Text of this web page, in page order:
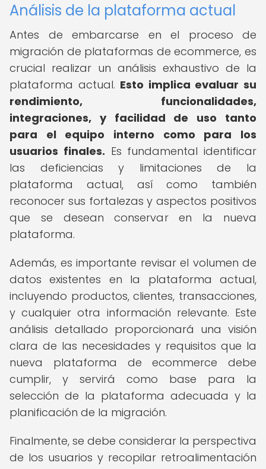
Análisis de la plataforma actual
Antes de embarcarse en el proceso de
migración de plataformas de ecommerce, es
crucial realizar un análisis exhaustivo de la
plataforma actual. Esto implica evaluar su
rendimiento, funcionalidades,
integraciones, y facilidad de uso tanto
para el equipo interno como para los
usuarios finales. Es fundamental identificar
las deficiencias y limitaciones de la
plataforma actual, así como también
reconocer sus fortalezas y aspectos positivos
que se desean conservar en la nueva
plataforma.
Además, es importante revisar el volumen de
datos existentes en la plataforma actual,
incluyendo productos, clientes, transacciones,
y cualquier otra información relevante. Este
análisis detallado proporcionará una visión
clara de las necesidades y requisitos que la
nueva plataforma de ecommerce debe
cumplir, y servirá como base para la
selección de la plataforma adecuada y la
planificación de la migración.
Finalmente, se debe considerar la perspectiva
de los usuarios y recopilar retroalimentación